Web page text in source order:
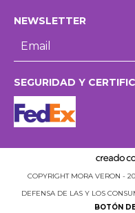
NEWSLETTER
SEGURIDAD Y
COPYRIGHT MORA VERON -
DEFENSA DE LAS Y LOS
BOTÓN